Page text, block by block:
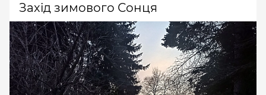
Захід зимового Сонця